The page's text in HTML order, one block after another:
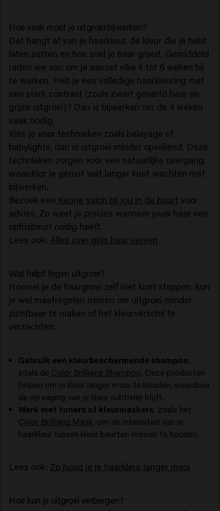
Hoe vaak moet je uitgroei bijwerken?
Dat hangt af van je haarkleur, de kleur die je hebt
laten zetten en hoe snel je haar groeit. Gemiddeld
raden we aan om je aanzet elke 4 tot 6 weken bij
te werken. Heb je een volledige haarkleuring met
een sterk contrast (zoals zwart geverfd haar en
grijze uitgroei)? Dan is bijwerken om de 4 weken
vaak nodig.
Kies je voor technieken zoals balayage of
babylights, dan is uitgroei minder opvallend. Deze
technieken zorgen voor een natuurlijke overgang,
waardoor je gerust wat langer kunt wachten met
bijwerken.
Bezoek een Keune salon bij jou in de buurt voor
advies. Zo weet je precies wanneer jouw haar een
opfrisbeurt nodig heeft.
Lees ook: Alles over grijs haar verven
Wat helpt tegen uitgroei?
Hoewel je de haargroei zelf niet kunt stoppen, kun
je wel maatregelen nemen om uitgroei minder
zichtbaar te maken of het kleurverschil te
verzachten:
Gebruik een kleurbeschermende shampoo,
zoals de Color Brillianz Shampoo. Deze producten
helpen om je kleur langer mooi te houden, waardoor
de vervaging van je kleur subtieler blijft.
Werk met toners of kleurmaskers, zoals het
Color Brillianz Mask, om de intensiteit van je
haarkleur tussen kleur beurten mooier te houden.
Lees ook: Zo houd je je haarkleur langer mooi
Hoe kun je uitgroei verbergen?